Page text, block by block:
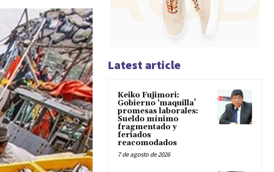
Latest article
Keiko Fujimori:
Gobierno ‘maquilla’
promesas laborales:
Sueldo mínimo
fragmentado y
feriados
reacomodados
7 de agosto de 2026